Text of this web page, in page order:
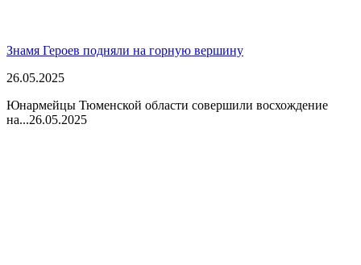
Знамя Героев подняли на горную вершину
26.05.2025
Юнармейцы Тюменской области совершили восхождение
на...26.05.2025